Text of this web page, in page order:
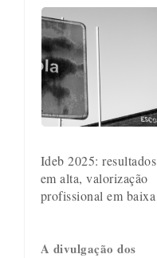
Ideb 2025: resultados
em alta, valorização
profissional em baixa
A divulgação dos